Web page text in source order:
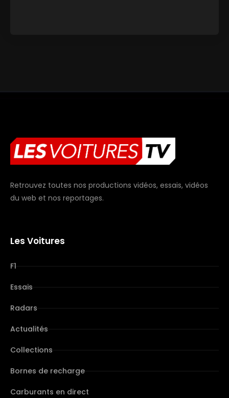
Retrouvez toutes nos productions vidéos, essais, vidéos
du web et nos reportages.
Les Voitures
F1
Essais
Radars
Actualités
Collections
Bornes de recharge
Carburants en direct